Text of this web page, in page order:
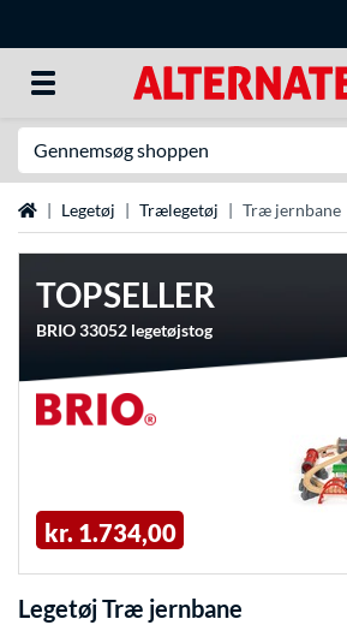
StartsideLegetøj Trælegetøj Træ jernbane
TOPSELLER
BRIO 33052 legetøjstog
kr. 1.734,00
Legetøj Træ jernbane